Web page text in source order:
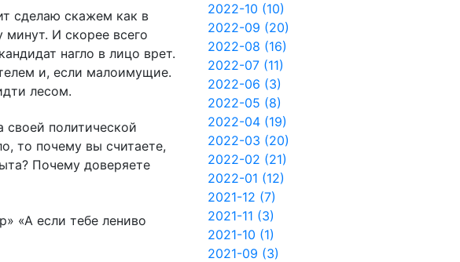
сделаю скажем как в
минут. И скорее всего
нагло в лицо врет.
и, если малоимущие.
лесом.
политической
то почему вы считаете,
Почему доверяете
«А если тебе лениво
2022-10 (10)
2022-09 (20)
2022-08 (16)
2022-07 (11)
2022-06 (3)
2022-05 (8)
2022-04 (19)
2022-03 (20)
2022-02 (21)
2022-01 (12)
2021-12 (7)
2021-11 (3)
2021-10 (1)
2021-09 (3)